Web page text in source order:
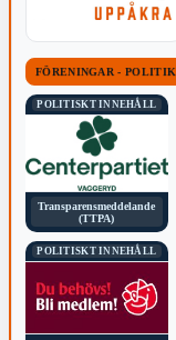
FÖRENINGAR - POLITIK
POLITISKT INNEHÅLL
Transparensmeddelande
(TTPA)
POLITISKT INNEHÅLL